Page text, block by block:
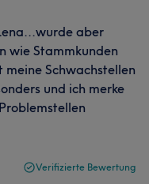
aber
wie Stammkunden
meine Schwachstellen
und ich merke
Verifizierte Bewertung